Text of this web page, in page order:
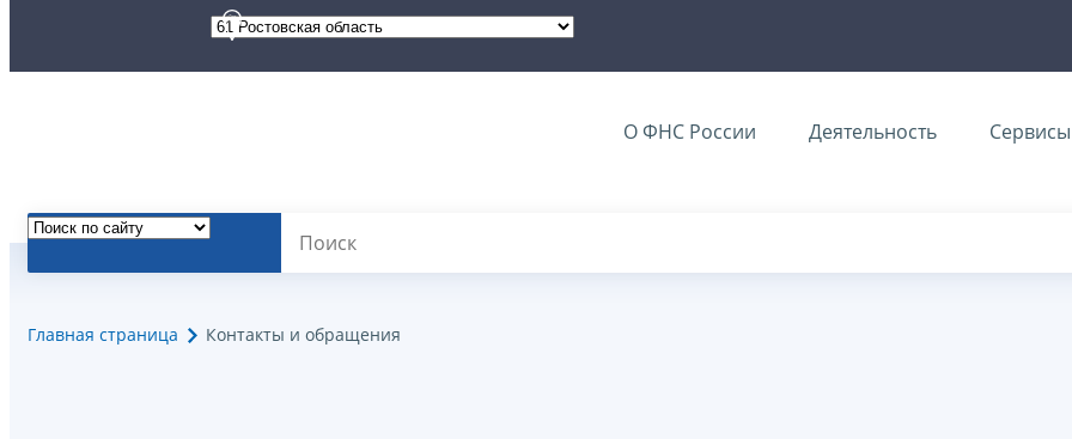
О ФНС России Деятельность Сервисы
Главная страница Контакты и обращения